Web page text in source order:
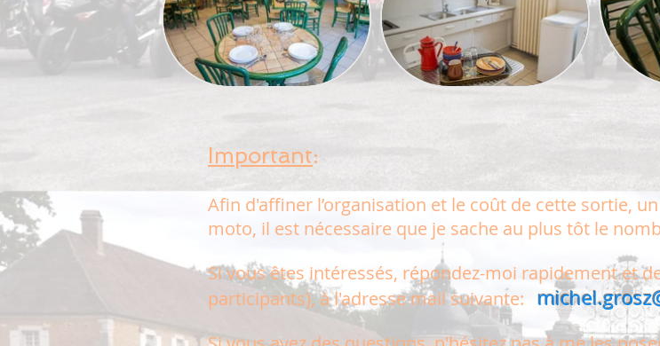
Important:
Afin d'affiner l’organisation et le coût de cette sortie,
moto, il est nécessaire que je sache au plus tôt le
Si vous êtes intéressés, répondez-moi rapidement et
participants), à l'adresse mail suivante: